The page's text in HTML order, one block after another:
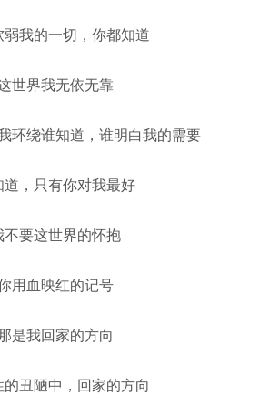
弱我的一切，你都知道
世界我无依无靠
环绕谁知道，谁明白我的需要
道，只有你对我最好
不要这世界的怀抱
用血映红的记号
是我回家的方向
的丑陋中，回家的方向